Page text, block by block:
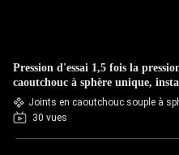
Pression d'essai 1,5 fois la
caoutchouc à sphère unique,
certifié, flexible
Joints en caoutchouc souple à
30 vues